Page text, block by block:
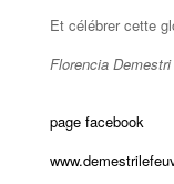
Et célébrer cette
Florencia
page facebook